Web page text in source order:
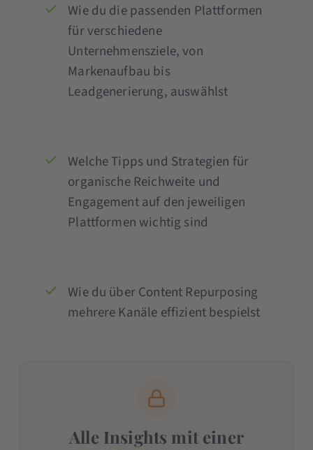
Wie du die passenden Plattformen
für verschiedene
Unternehmensziele, von
Markenaufbau bis
Leadgenerierung, auswählst
Welche Tipps und Strategien für
organische Reichweite und
Engagement auf den jeweiligen
Plattformen wichtig sind
Wie du über Content Repurposing
mehrere Kanäle effizient bespielst
Alle Insights mit einer